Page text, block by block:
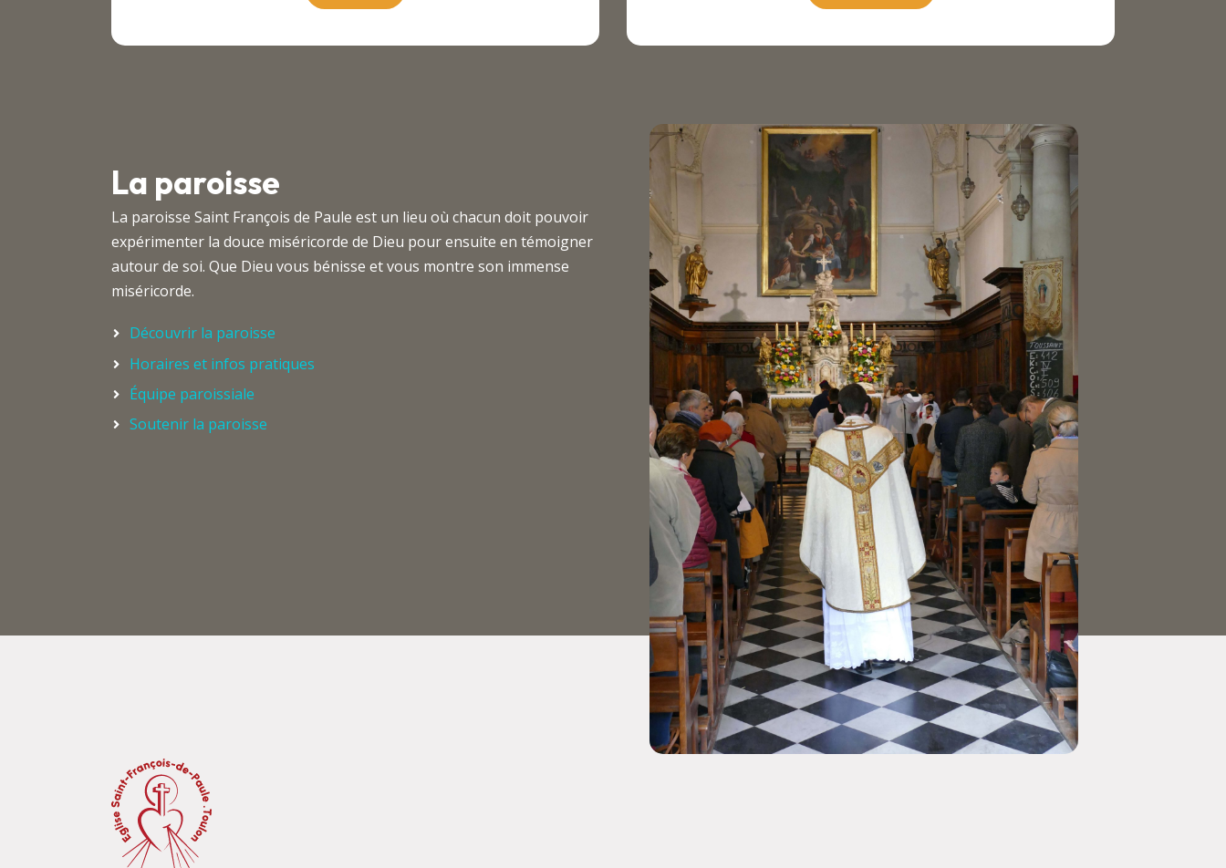
La paroisse
La paroisse Saint François de Paule est un lieu où chacun doit pouvoir
expérimenter la douce miséricorde de Dieu pour ensuite en témoigner
autour de soi. Que Dieu vous bénisse et vous montre son immense
miséricorde.
Découvrir la paroisse
Horaires et infos pratiques
Équipe paroissiale
Soutenir la paroisse